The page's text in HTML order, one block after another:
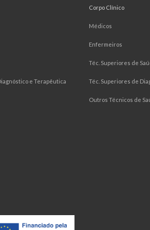
e Terapêutica
Corpo Clínico
Médicos
Enfermeiros
Téc. Superiores de
Téc. Superiores de
Outros Técnicos de